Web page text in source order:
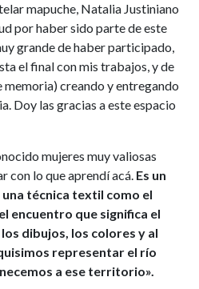
mapuche, Natalia Justiniano
por haber sido parte de este
grande de haber participado,
el final con mis trabajos, y de
memoria) creando y entregando
Doy las gracias a este espacio
mujeres muy valiosas
con lo que aprendí acá. Es un
técnica textil como el
encuentro que significa el
dibujos, los colores y al
representar el río
a ese territorio».